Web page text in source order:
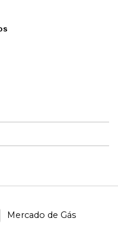
Mercado de Gás